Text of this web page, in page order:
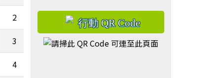
2
5.13
3
6.58
4